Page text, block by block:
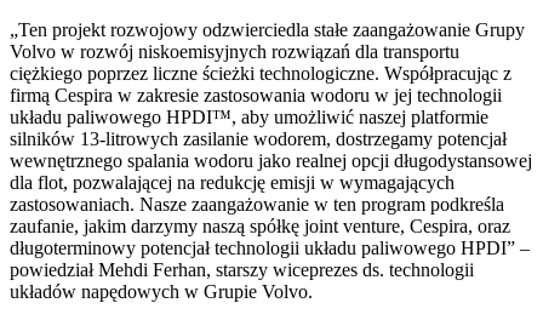
„Ten projekt rozwojowy odzwierciedla stałe zaangażowanie Grupy
Volvo w rozwój niskoemisyjnych rozwiązań dla transportu
ciężkiego poprzez liczne ścieżki technologiczne. Współpracując z
firmą Cespira w zakresie zastosowania wodoru w jej technologii
układu paliwowego HPDI™, aby umożliwić naszej platformie
silników 13-litrowych zasilanie wodorem, dostrzegamy potencjał
wewnętrznego spalania wodoru jako realnej opcji długodystansowej
dla flot, pozwalającej na redukcję emisji w wymagających
zastosowaniach. Nasze zaangażowanie w ten program podkreśla
zaufanie, jakim darzymy naszą spółkę joint venture, Cespira, oraz
długoterminowy potencjał technologii układu paliwowego HPDI” –
powiedział Mehdi Ferhan, starszy wiceprezes ds. technologii
układów napędowych w Grupie Volvo.